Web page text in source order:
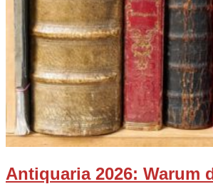
Antiquaria 2026: Warum